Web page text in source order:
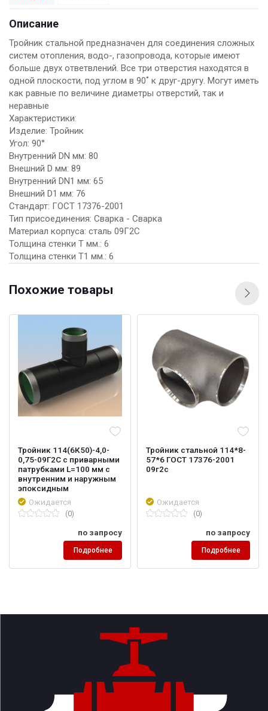
Описание
Тройник стальной предназначен для соединения сложных
систем отопления, водо-, газопровода, которые имеют
больше двух ответвлений. Все три отверстия находятся в
одной плоскости, под углом в 90˚ к друг-другу. Могут иметь
как равные по величине диаметры отверстий, так и
неравные
Характеристики:
Изделие: Тройник
Угол: 90°
Внутренний DN мм: 80
Внешний D мм: 89
Внутренний DN1 мм: 65
Внешний D1 мм: 76
Стандарт: ГОСТ 17376-2001
Тип присоединения: Сварка - Сварка
Материал корпуса: сталь 09Г2С
Толщина стенки Т мм.: 6
Толщина стенки Т1 мм.: 6
Похожие товары
Тройник 114(6К50)-4,0-
0,75-09Г2С с приварными
патрубками L=100 мм с
внутренним и наружным
эпоксидным
Ожидается
(0)
по запросу
Подробнее
Тройник стальной 114*8-
57*6 ГОСТ 17376-2001
09г2с
Ожидается
(0)
по запросу
Подробнее